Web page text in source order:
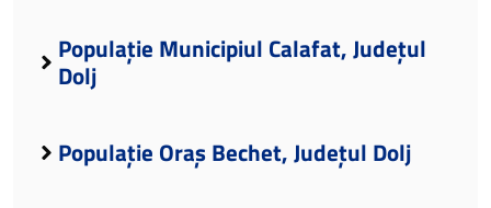
Populație Municipiul Calafat, Județul
Dolj
Populație Oraș Bechet, Județul Dolj